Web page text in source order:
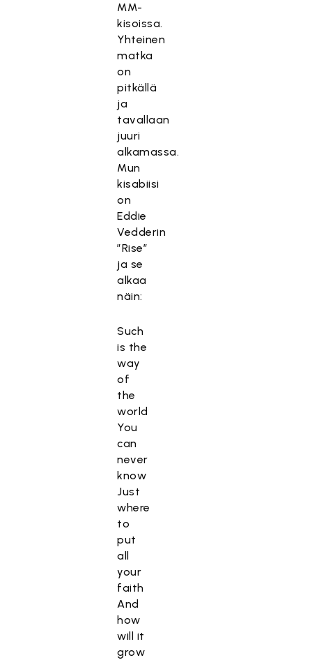
MM-
kisoissa.
Yhteinen
matka
on
pitkällä
ja
tavallaan
juuri
alkamassa.
Mun
kisabiisi
on
Eddie
Vedderin
”Rise”
ja se
alkaa
näin:
Such
is the
way
of
the
world
You
can
never
know
Just
where
to
put
all
your
faith
And
how
will it
grow